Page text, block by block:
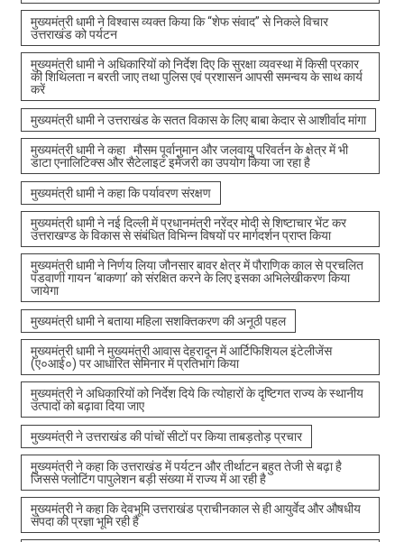
मुख्यमंत्री धामी ने विश्वास व्यक्त किया कि “शेफ संवाद” से निकले विचार
उत्तराखंड को पर्यटन
मुख्यमंत्री धामी ने अधिकारियों को निर्देश दिए कि सुरक्षा व्यवस्था में किसी प्रकार
की शिथिलता न बरती जाए तथा पुलिस एवं प्रशासन आपसी समन्वय के साथ कार्य
करें
मुख्यमंत्री धामी ने उत्तराखंड के सतत विकास के लिए बाबा केदार से आशीर्वाद मांगा
मुख्यमंत्री धामी ने कहा मौसम पूर्वानुमान और जलवायु परिवर्तन के क्षेत्र में भी
डाटा एनालिटिक्स और सैटेलाइट इमेजरी का उपयोग किया जा रहा है
मुख्यमंत्री धामी ने कहा कि पर्यावरण संरक्षण
मुख्यमंत्री धामी ने नई दिल्ली में प्रधानमंत्री नरेंद्र मोदी से शिष्टाचार भेंट कर
उत्तराखण्ड के विकास से संबंधित विभिन्न विषयों पर मार्गदर्शन प्राप्त किया
मुख्यमंत्री धामी ने निर्णय लिया जौनसार बावर क्षेत्र में पौराणिक काल से प्रचलित
पंडवाणी गायन ‘बाकणा’ को संरक्षित करने के लिए इसका अभिलेखीकरण किया
जायेगा
मुख्यमंत्री धामी ने बताया महिला सशक्तिकरण की अनूठी पहल
मुख्यमंत्री धामी ने मुख्यमंत्री आवास देहरादून में आर्टिफिशियल इंटेलीजेंस
(ए०आई०) पर आधारित सेमिनार में प्रतिभाग किया
मुख्यमंत्री ने अधिकारियों को निर्देश दिये कि त्योहारों के दृष्टिगत राज्य के स्थानीय
उत्पादों को बढ़ावा दिया जाए
मुख्यमंत्री ने उत्तराखंड की पांचों सीटों पर किया ताबड़तोड़ प्रचार
मुख्यमंत्री ने कहा कि उत्तराखंड में पर्यटन और तीर्थाटन बहुत तेजी से बढ़ा है
जिससे फ्लोटिंग पापुलेशन बड़ी संख्या में राज्य में आ रही है
मुख्यमंत्री ने कहा कि देवभूमि उत्तराखंड प्राचीनकाल से ही आयुर्वेद और औषधीय
संपदा की प्रज्ञा भूमि रही है